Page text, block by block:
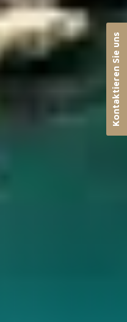
Kontaktieren Sie uns